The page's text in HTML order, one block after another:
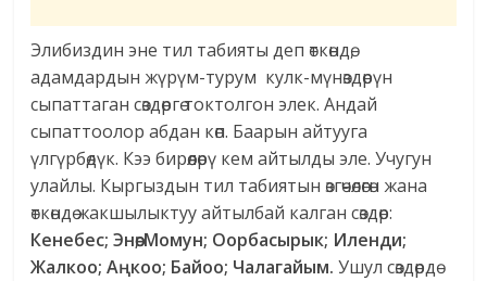
Элибиздин эне тил табияты деп өткөндө,
адамдардын жүрүм-турум кулк-мүнөздөрүн
сыпаттаган сөздөргө токтолгон элек. Андай
сыпаттоолор абдан көп. Баарын айтууга
үлгүрбөдүк. Кээ бирөөлөрү кем айтылды эле. Учугун
улайлы. Кыргыздын тил табиятын өзгөчөлөгөн жана
өткөндө жакшылыктуу айтылбай калган сөздөр:
Кенебес; Энөө; Момун; Оорбасырык; Иленди;
Жалкоо; Аңкоо; Байоо; Чалагайым. Ушул сөздөрдө